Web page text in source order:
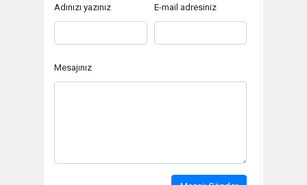
Adınızı yazınız E-mail adresiniz
Mesajınız